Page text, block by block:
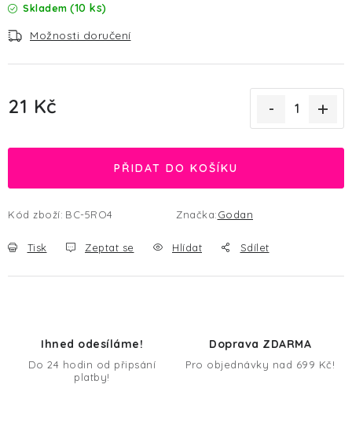
Skladem (10 ks)
Možnosti doručení
21 Kč
PŘIDAT DO KOŠÍKU
Kód zboží: BC-5RO4 Značka:Godan
Tisk Zeptat se Hlídat Sdílet
Ihned odesíláme!
Do 24 hodin od připsání
platby!
Doprava ZDARMA
Pro objednávky nad 699 Kč!